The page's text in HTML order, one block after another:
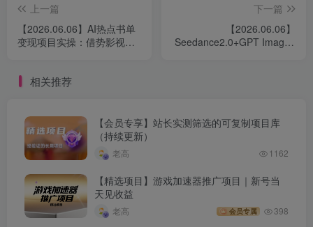
上一篇
【2026.06.06】AI热点书单
变现项目实操：借势影视原
下一篇
【2026.06.06】
Seedance2.0+GPT Image2
相关推荐
【会员专享】站长实测筛选的可复制项目库
（持续更新）
老高 1162
【精选项目】游戏加速器推广项目｜新号当
天见收益
老高 会员专属 398